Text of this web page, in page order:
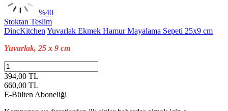
%40
Stoktan Teslim
DincKitchen Yuvarlak Ekmek Hamur Mayalama Sepeti 25x9 cm
Yuvarlak, 25 x 9 cm
394,00 TL
660,00 TL
E-Bülten Aboneliği